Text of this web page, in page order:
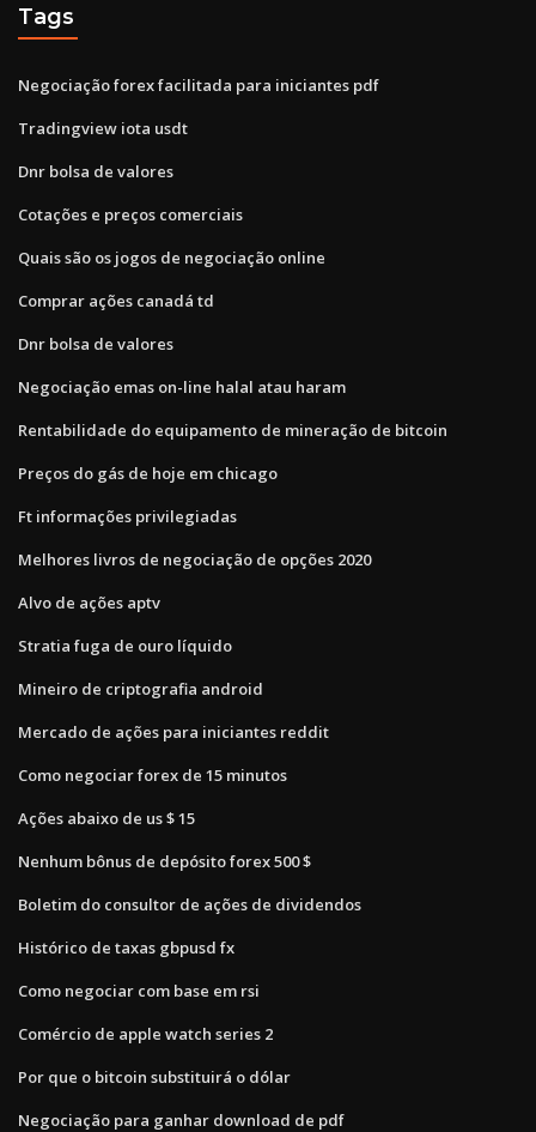
Tags
Negociação forex facilitada para iniciantes pdf
Tradingview iota usdt
Dnr bolsa de valores
Cotações e preços comerciais
Quais são os jogos de negociação online
Comprar ações canadá td
Dnr bolsa de valores
Negociação emas on-line halal atau haram
Rentabilidade do equipamento de mineração de bitcoin
Preços do gás de hoje em chicago
Ft informações privilegiadas
Melhores livros de negociação de opções 2020
Alvo de ações aptv
Stratia fuga de ouro líquido
Mineiro de criptografia android
Mercado de ações para iniciantes reddit
Como negociar forex de 15 minutos
Ações abaixo de us $ 15
Nenhum bônus de depósito forex 500 $
Boletim do consultor de ações de dividendos
Histórico de taxas gbpusd fx
Como negociar com base em rsi
Comércio de apple watch series 2
Por que o bitcoin substituirá o dólar
Negociação para ganhar download de pdf